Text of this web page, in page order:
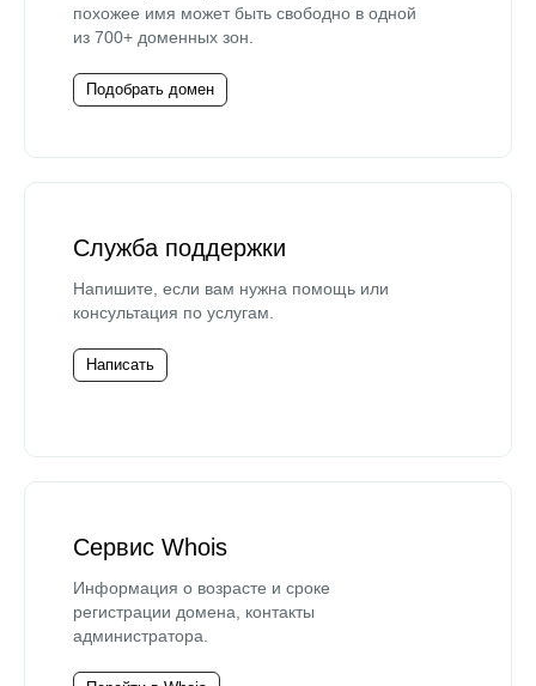
похожее имя может быть свободно в одной
из 700+ доменных зон.
Подобрать домен
Служба поддержки
Напишите, если вам нужна помощь или
консультация по услугам.
Написать
Сервис Whois
Информация о возрасте и сроке
регистрации домена, контакты
администратора.